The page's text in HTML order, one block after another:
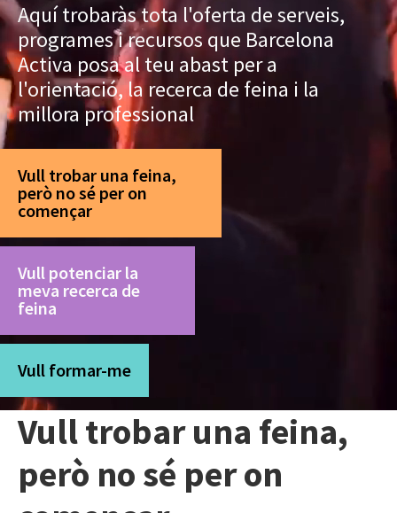
Aquí trobaràs tota l'oferta de serveis,
programes i recursos que Barcelona
Activa posa al teu abast per a
l'orientació, la recerca de feina i la
millora professional
Vull trobar una feina,
però no sé per on
començar
Vull potenciar la
meva recerca de
feina
Vull formar-me
Vull trobar una feina,
però no sé per on